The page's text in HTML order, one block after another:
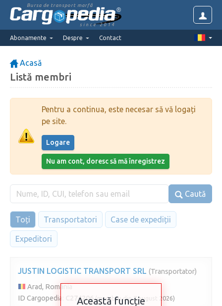
Bursa de transport marfă
since 2014
Abonamente Despre Contact
Acasă
Listă membri
Pentru a continua, este necesar să vă logați
pe site.
Logare
Nu am cont, doresc să mă înregistrez
Caută
Toți Transportatori Case de expediții
Expeditori
JUSTIN LOGISTIC TRANSPORT SRL (Transportator)
Arad, România
ID Cargopedia:
C274206 (membru din 7 august 2026)
Această funcție